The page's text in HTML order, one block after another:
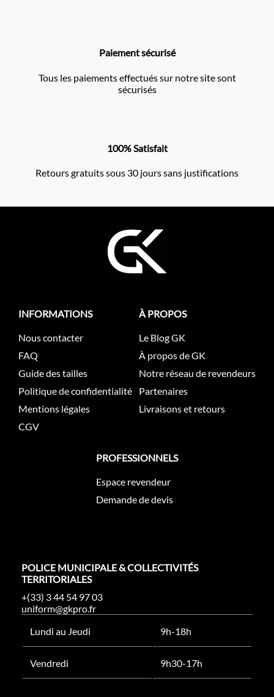
Paiement sécurisé
Tous les paiements effectués sur notre site sont
sécurisés
100% Satisfait
Retours gratuits sous 30 jours sans justifications
INFORMATIONS
Nous contacter
FAQ
Guide des tailles
Politique de confidentialité
Mentions légales
CGV
À PROPOS
Le Blog GK
À propos de GK
Notre réseau de revendeurs
Partenaires
Livraisons et retours
PROFESSIONNELS
Espace revendeur
Demande de devis
POLICE MUNICIPALE & COLLECTIVITÉS
TERRITORIALES
+(33) 3 44 54 97 03
uniform@gkpro.fr
Lundi au Jeudi
9h-18h
Vendredi 9h30-17h